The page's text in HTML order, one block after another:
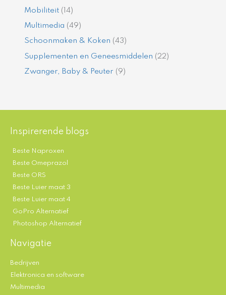
Mobiliteit (14)
Multimedia (49)
Schoonmaken & Koken (43)
Supplementen en Geneesmiddelen (22)
Zwanger, Baby & Peuter (9)
Inspirerende blogs
Beste Naproxen
Beste Omeprazol
Beste ORS
Beste Luier maat 3
Beste Luier maat 4
GoPro Alternatief
Photoshop Alternatief
Navigatie
Bedrijven
Elektronica en software
Multimedia